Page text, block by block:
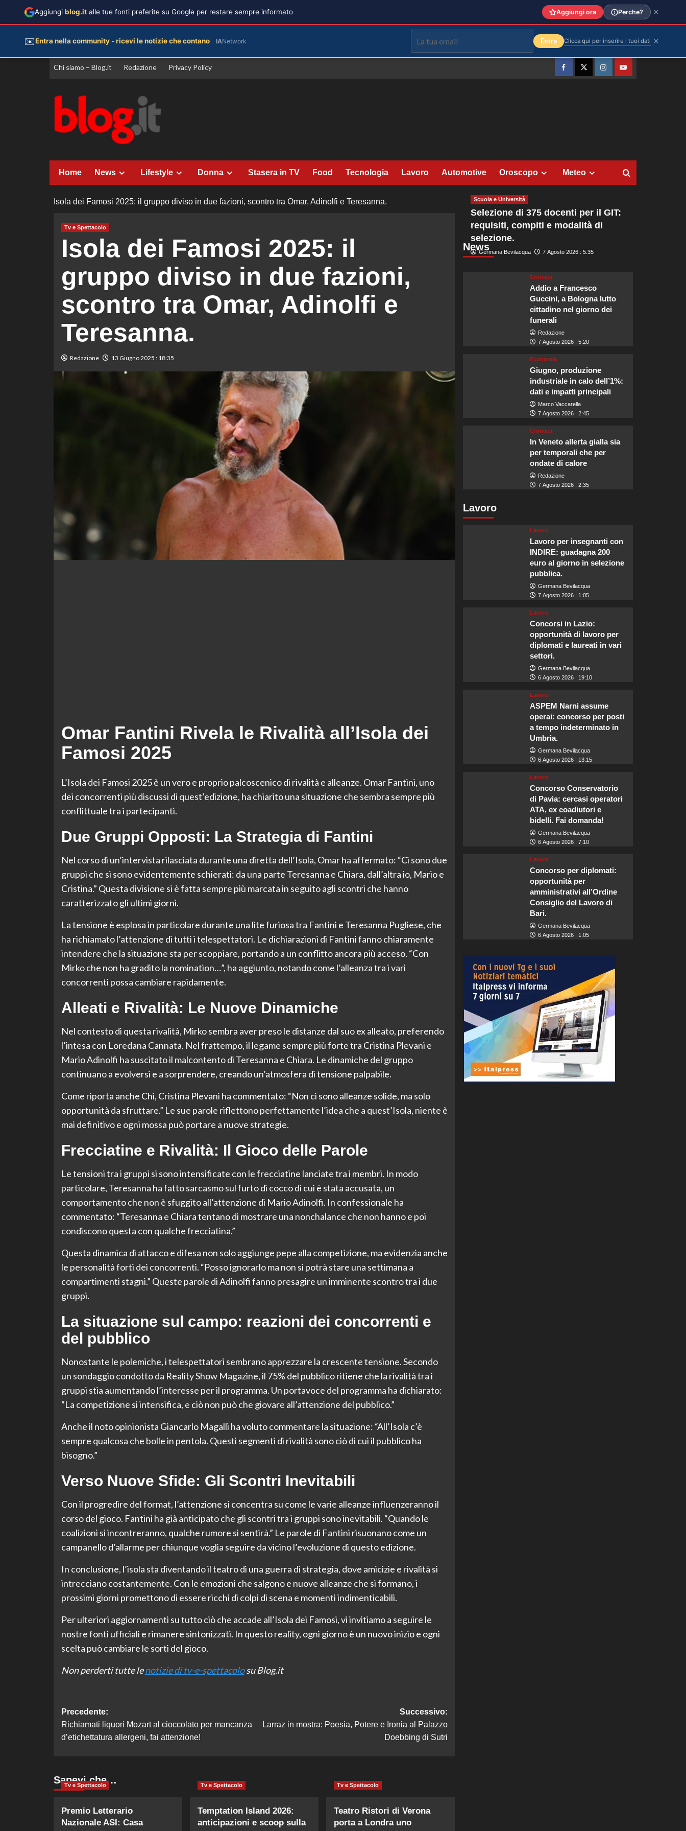
Vai
Chi siamo – Blog.it Redazione Privacy Policy
FacebookTwitterInstagramYouTube
Home News Lifestyle Donna Stasera in TV Food Tecnologia Lavoro Automotive Oroscopo Meteo
Isola dei Famosi 2025: il gruppo diviso in due fazioni, scontro tra Omar, Adinolfi e Teresanna.
Tv e Spettacolo
Isola dei Famosi 2025: il
gruppo diviso in due fazioni,
scontro tra Omar, Adinolfi e
Teresanna.
Redazione 13 Giugno 2025 : 18:35
Omar Fantini Rivela le Rivalità all’Isola dei
Famosi 2025
L’Isola dei Famosi 2025 è un vero e proprio palcoscenico di rivalità e alleanze. Omar Fantini, uno
dei concorrenti più discussi di quest’edizione, ha chiarito una situazione che sembra sempre più
conflittuale tra i partecipanti.
Due Gruppi Opposti: La Strategia di Fantini
Nel corso di un’intervista rilasciata durante una diretta dell’Isola, Omar ha affermato: “Ci sono due
gruppi che si sono evidentemente schierati: da una parte Teresanna e Chiara, dall’altra io, Mario e
Cristina.” Questa divisione si è fatta sempre più marcata in seguito agli scontri che hanno
caratterizzato gli ultimi giorni.
La tensione è esplosa in particolare durante una lite furiosa tra Fantini e Teresanna Pugliese, che
ha richiamato l’attenzione di tutti i telespettatori. Le dichiarazioni di Fantini fanno chiaramente
intendere che la situazione sta per scoppiare, portando a un conflitto ancora più acceso. “Con
Mirko che non ha gradito la nomination…”, ha aggiunto, notando come l’alleanza tra i vari
concorrenti possa cambiare rapidamente.
Alleati e Rivalità: Le Nuove Dinamiche
Nel contesto di questa rivalità, Mirko sembra aver preso le distanze dal suo ex alleato, preferendo
l’intesa con Loredana Cannata. Nel frattempo, il legame sempre più forte tra Cristina Plevani e
Mario Adinolfi ha suscitato il malcontento di Teresanna e Chiara. Le dinamiche del gruppo
continuano a evolversi e a sorprendere, creando un’atmosfera di tensione palpabile.
Come riporta anche Chi, Cristina Plevani ha commentato: “Non ci sono alleanze solide, ma solo
opportunità da sfruttare.” Le sue parole riflettono perfettamente l’idea che a quest’Isola, niente è
mai definitivo e ogni mossa può portare a nuove strategie.
Frecciatine e Rivalità: Il Gioco delle Parole
Le tensioni tra i gruppi si sono intensificate con le frecciatine lanciate tra i membri. In modo
particolare, Teresanna ha fatto sarcasmo sul furto di cocco di cui è stata accusata, un
comportamento che non è sfuggito all’attenzione di Mario Adinolfi. In confessionale ha
commentato: “Teresanna e Chiara tentano di mostrare una nonchalance che non hanno e poi
condiscono questa con qualche frecciatina.”
Questa dinamica di attacco e difesa non solo aggiunge pepe alla competizione, ma evidenzia anche
le personalità forti dei concorrenti. “Posso ignorarlo ma non si potrà stare una settimana a
compartimenti stagni.” Queste parole di Adinolfi fanno presagire un imminente scontro tra i due
gruppi.
La situazione sul campo: reazioni dei concorrenti e
del pubblico
Nonostante le polemiche, i telespettatori sembrano apprezzare la crescente tensione. Secondo
un sondaggio condotto da Reality Show Magazine, il 75% del pubblico ritiene che la rivalità tra i
gruppi stia aumentando l’interesse per il programma. Un portavoce del programma ha dichiarato:
“La competizione si intensifica, e ciò non può che giovare all’attenzione del pubblico.”
Anche il noto opinionista Giancarlo Magalli ha voluto commentare la situazione: “All’Isola c’è
sempre qualcosa che bolle in pentola. Questi segmenti di rivalità sono ciò di cui il pubblico ha
bisogno.”
Verso Nuove Sfide: Gli Scontri Inevitabili
Con il progredire del format, l’attenzione si concentra su come le varie alleanze influenzeranno il
corso del gioco. Fantini ha già anticipato che gli scontri tra i gruppi sono inevitabili. “Quando le
coalizioni si incontreranno, qualche rumore si sentirà.” Le parole di Fantini risuonano come un
campanello d’allarme per chiunque voglia seguire da vicino l’evoluzione di questo edizione.
In conclusione, l’isola sta diventando il teatro di una guerra di strategia, dove amicizie e rivalità si
intrecciano costantemente. Con le emozioni che salgono e nuove alleanze che si formano, i
prossimi giorni promettono di essere ricchi di colpi di scena e momenti indimenticabili.
Per ulteriori aggiornamenti su tutto ciò che accade all’Isola dei Famosi, vi invitiamo a seguire le
nostre fonti ufficiali e rimanere sintonizzati. In questo reality, ogni giorno è un nuovo inizio e ogni
scelta può cambiare le sorti del gioco.
Non perderti tutte lenotizie di tv-e-spettacolosu Blog.it
Navigazione
articolo
Precedente:
Richiamati liquori Mozart al cioccolato per mancanza
d’etichettatura allergeni, fai attenzione!
Successivo:
Larraz in mostra: Poesia, Potere e Ironia al Palazzo
Doebbing di Sutri
Sapevi che…
Tv e Spettacolo
Premio Letterario
Nazionale ASI: Casa
Tv e Spettacolo
Temptation Island 2026:
anticipazioni e scoop sulla
Tv e Spettacolo
Teatro Ristori di Verona
porta a Londra uno
News
Scuola e Università
Selezione di 375 docenti per il GIT:
requisiti, compiti e modalità di
selezione.
Germana Bevilacqua 7 Agosto 2026 : 5:35
Cronaca
Addio a Francesco
Guccini, a Bologna lutto
cittadino nel giorno dei
funerali
Redazione
7 Agosto 2026 : 5:20
Economia
Giugno, produzione
industriale in calo dell’1%:
dati e impatti principali
Marco Vaccarella
7 Agosto 2026 : 2:45
Cronaca
In Veneto allerta gialla sia
per temporali che per
ondate di calore
Redazione
7 Agosto 2026 : 2:35
Lavoro
Lavoro
Lavoro per insegnanti con
INDIRE: guadagna 200
euro al giorno in selezione
pubblica.
Germana Bevilacqua
7 Agosto 2026 : 1:05
Lavoro
Concorsi in Lazio:
opportunità di lavoro per
diplomati e laureati in vari
settori.
Germana Bevilacqua
6 Agosto 2026 : 19:10
Lavoro
ASPEM Narni assume
operai: concorso per posti
a tempo indeterminato in
Umbria.
Germana Bevilacqua
6 Agosto 2026 : 13:15
Lavoro
Concorso Conservatorio
di Pavia: cercasi operatori
ATA, ex coadiutori e
bidelli. Fai domanda!
Germana Bevilacqua
6 Agosto 2026 : 7:10
Lavoro
Concorso per diplomati:
opportunità per
amministrativi all’Ordine
Consiglio del Lavoro di
Bari.
Germana Bevilacqua
6 Agosto 2026 : 1:05
Aggiungi blog.it alle tue fonti preferite su Google per restare sempre informato Aggiungi ora Perche?
✉️Entra nella community - ricevi le notizie che contano IANetwork Entra Clicca qui per inserire i tuoi dati